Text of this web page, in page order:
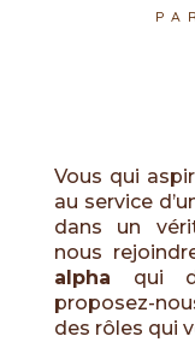
Vous qui
au service
dans un
nous
alpha qui
proposez-
des rôles qui